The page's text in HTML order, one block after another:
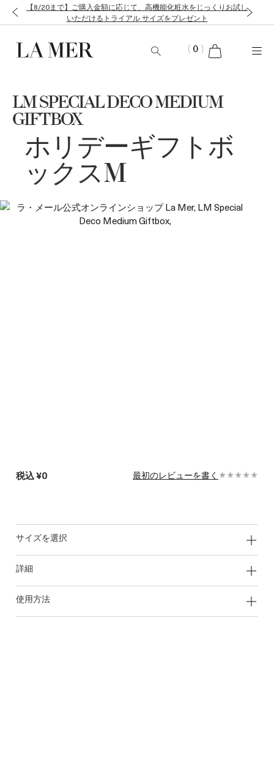
【8/20まで】ご購入金額に応じて、高機能化粧水をじっくりお試し
いただけるトライアル サイズをプレゼント
cart
( 0 )
LM SPECIAL DECO MEDIUM
GIFTBOX
ホリデーギフトボ
ックスM
税込¥0 最初のレビューを書く
サイズを選択
詳細
使用方法